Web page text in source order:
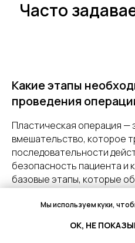
Мы используем куки,
ОК, НЕ
Часто
Какие этапы
проведения
Пластическая операция —
вмешательство, которое
последовательности
безопасность пациента и
базовые этапы, которые
Первичная
- Обсуждение желаний и